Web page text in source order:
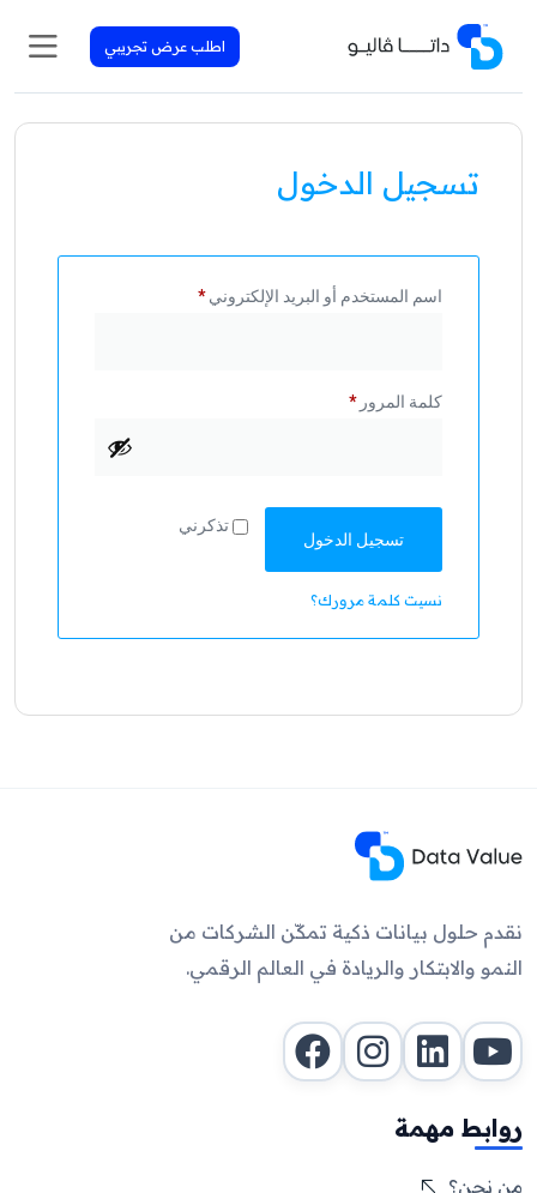
اطلب عرض تجريبي
تسجيل الدخول
اسم المستخدم أو البريد الإلكتروني*
كلمة المرور*
تذكرني
تسجيل الدخول
نسيت كلمة مرورك؟
نقدم حلول بيانات ذكية تمكّن الشركات من
النمو والابتكار والريادة في العالم الرقمي.
روابط مهمة
من نحن؟